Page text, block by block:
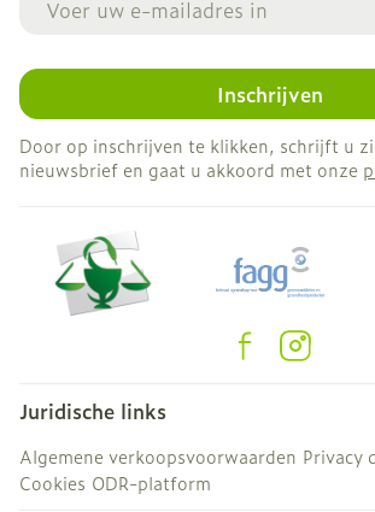
Inschrijven
Door op inschrijven te klikken, schrijft u
nieuwsbrief en gaat u akkoord met onze
Juridische links
Algemene verkoopsvoorwaarden Privacy
Cookies ODR-platform